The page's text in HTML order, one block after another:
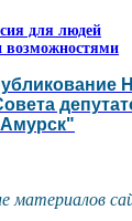
для людей
возможностями
материалов